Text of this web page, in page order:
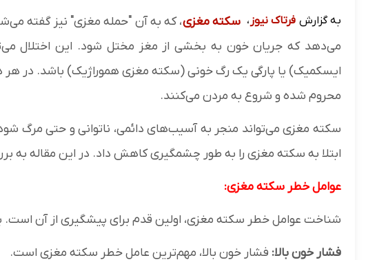
به گزارش فرتاک نیوز ، سکته مغزی، که به آن "حمله مغزی" نیز گفته
می‌دهد که جریان خون به بخشی از مغز مختل شود. این اختلال
ایسکمیک) یا پارگی یک رگ خونی (سکته مغزی هموراژیک) باشد. در
محروم شده و شروع به مردن می‌کنند.
سکته مغزی می‌تواند منجر به آسیب‌های دائمی، ناتوانی و حتی مرگ
ابتلا به سکته مغزی را به طور چشمگیری کاهش داد. در این مقاله
عوامل خطر سکته مغزی:
شناخت عوامل خطر سکته مغزی، اولین قدم برای پیشگیری از آن است.
فشار خون بالا: فشار خون بالا، مهم‌ترین عامل خطر سکته مغزی است.